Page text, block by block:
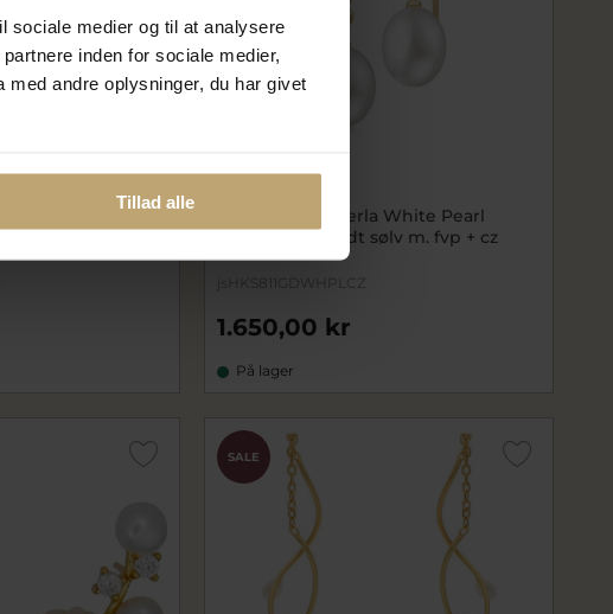
sociale medier og til at analysere
inden for sociale medier,
andre oplysninger, du har givet
Tillad alle
Chain White
sølv m. fvp +
Julie Sandlau Perla White Pearl
øreringe forgyldt sølv m. fvp + cz
jsHKS811GDWHPLCZ
1.650,00 kr
På lager
SALE